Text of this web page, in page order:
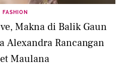
FASHION
Makna di Balik Gaun
Alexandra Rancangan
Maulana